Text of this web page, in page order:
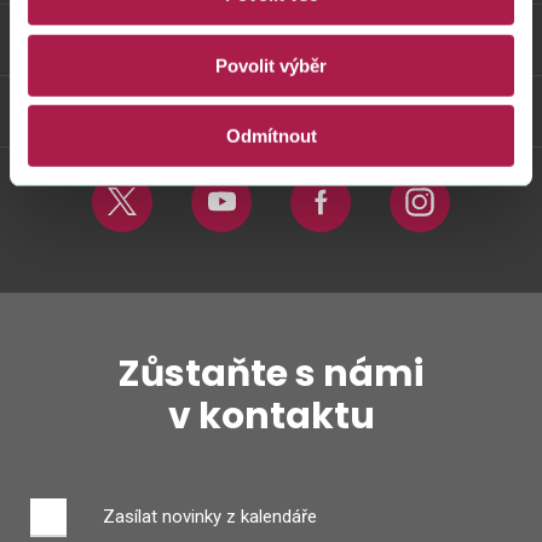
Povolit výběr
Odmítnout
Odkazy
Weby FS
Twitter Youtube Facebook Instagram
Zůstaňte s námi
v kontaktu
Zasílat novinky z kalendáře